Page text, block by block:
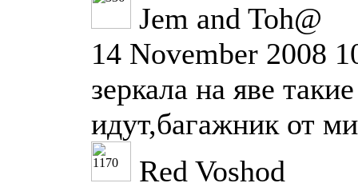
Jem and Toh@
14 November 2008
зеркала на яве такие
идут,багажник от
Red Voshod